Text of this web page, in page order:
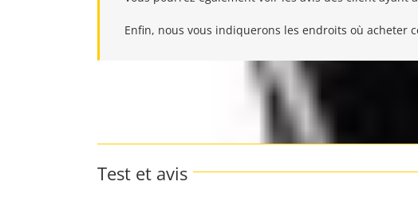
Enfin, nous vous indiquerons les endroits où acheter
Test et avis